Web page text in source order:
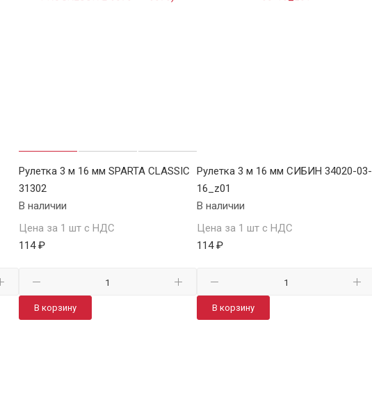
Рулетка 3 м 16 мм SPARTA CLASSIC
31302
В наличии
Цена за 1 шт с НДС
114 ₽
В корзину
Рулетка 3 м 16 мм СИБИН 34020-03-
16_z01
В наличии
Цена за 1 шт с НДС
114 ₽
В корзину